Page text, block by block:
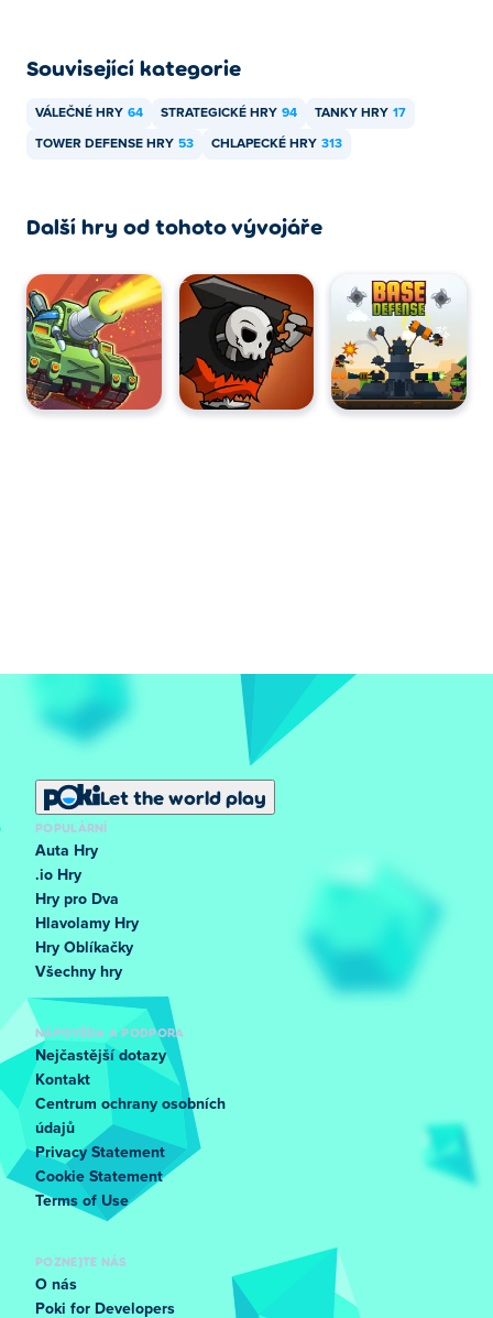
Související kategorie
VÁLEČNÉ HRY 64 STRATEGICKÉ HRY 94 TANKY HRY 17
TOWER DEFENSE HRY 53 CHLAPECKÉ HRY 313
Další hry od tohoto vývojáře
Let the world play
POPULÁRNÍ
Auta Hry
.io Hry
Hry pro Dva
Hlavolamy Hry
Hry Oblíkačky
Všechny hry
NÁPOVĚDA A PODPORA
Nejčastější dotazy
Kontakt
Centrum ochrany osobních
údajů
Privacy Statement
Cookie Statement
Terms of Use
POZNEJTE NÁS
O nás
Poki for Developers